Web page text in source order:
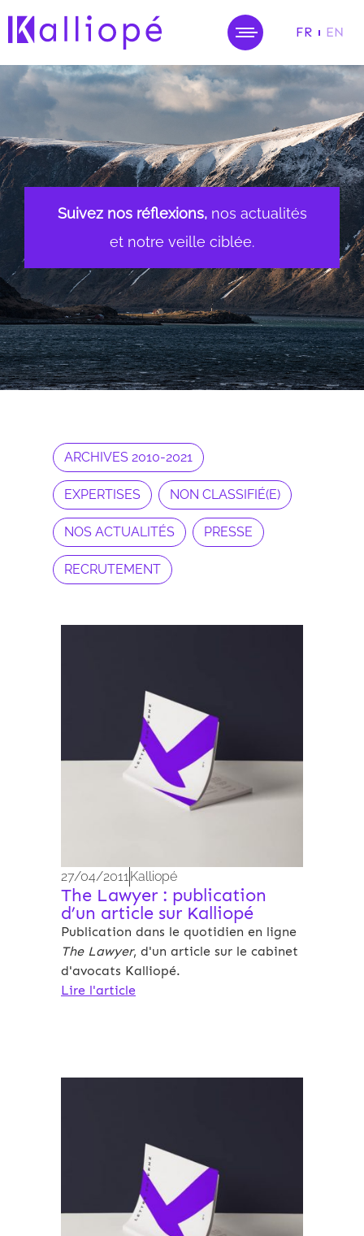
FR EN
Suivez nos réflexions, nos actualités
et notre veille ciblée.
ARCHIVES 2010-2021
EXPERTISES NON CLASSIFIÉ(E)
NOS ACTUALITÉS PRESSE
RECRUTEMENT
27/04/2011Kalliopé
The Lawyer : publication
d’un article sur Kalliopé
Publication dans le quotidien en ligne
The Lawyer, d'un article sur le cabinet
d'avocats Kalliopé.
Lire l'article